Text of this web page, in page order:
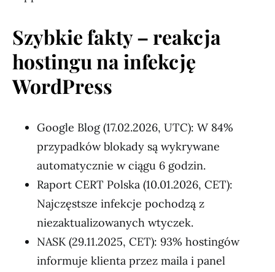
Szybkie fakty – reakcja
hostingu na infekcję
WordPress
Google Blog (17.02.2026, UTC): W 84%
przypadków blokady są wykrywane
automatycznie w ciągu 6 godzin.
Raport CERT Polska (10.01.2026, CET):
Najczęstsze infekcje pochodzą z
niezaktualizowanych wtyczek.
NASK (29.11.2025, CET): 93% hostingów
informuje klienta przez maila i panel